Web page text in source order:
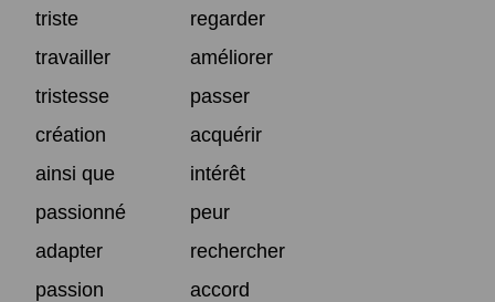
triste
regarder
travailler
améliorer
tristesse
passer
création
acquérir
ainsi que
intérêt
passionné
peur
adapter
rechercher
passion
accord